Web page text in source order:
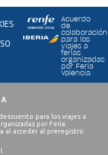
Acuerdo
de
colaboración
para los
viajes a
ferias
organizadas
por Feria
Valencia